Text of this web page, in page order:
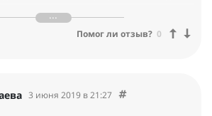
теме занятия, загадываете загадки.
Светлане Юрьевне за ее труд и
Помог ли отзыв? 0
3 июня 2019 в 21:27